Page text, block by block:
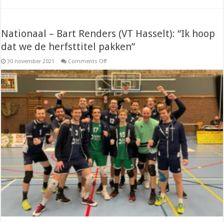
Nationaal – Bart Renders (VT Hasselt): “Ik hoop
dat we de herfsttitel pakken”
30 november 2021 Comments Offon
–
Bart
Renders
(VT
Hasselt):
“Ik
hoop
dat
we
de
herfsttitel
pakken”